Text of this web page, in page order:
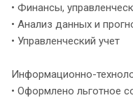
• Финансы,
• Анализ данных и
• Управленческий учет
Информационно-
• Оформлено льготное